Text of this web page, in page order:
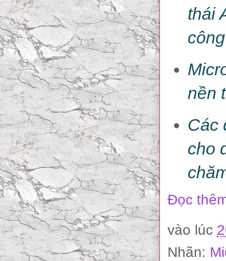
thái
nền
Các
cho
Đọc
vào lúc
Nhãn: